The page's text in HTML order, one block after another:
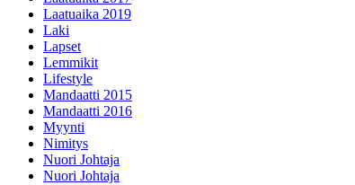
Laatuaika 2019
Laki
Lapset
Lemmikit
Lifestyle
Mandaatti 2015
Mandaatti 2016
Myynti
Nimitys
Nuori Johtaja
Nuori Johtaja